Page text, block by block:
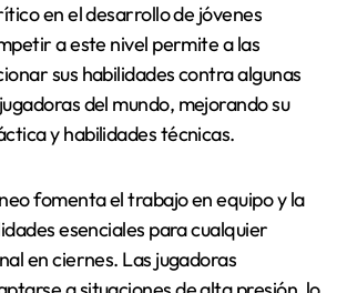
en el desarrollo de jóvenes
a este nivel permite a las
sus habilidades contra algunas
del mundo, mejorando su
y habilidades técnicas.
fomenta el trabajo en equipo y la
esenciales para cualquier
en ciernes. Las jugadoras